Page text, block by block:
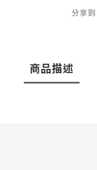
分享到
商品描述